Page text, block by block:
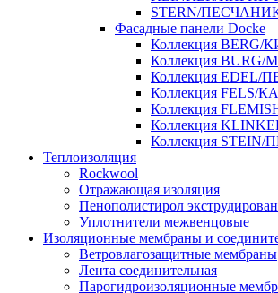
STERN/
Фасадные панели Docke
Коллекция BERG/
Коллекция
Коллекция
Коллекция FELS/
Коллекция
Коллекция
Коллекция
Теплоизоляция
Rockwool
Отражающая изоляция
Пенополистирол
Уплотнители межвенцовые
Изоляционные мембраны и
Ветровлагозащитные мембраны
Лента соединительная
Парогидроизоляционные